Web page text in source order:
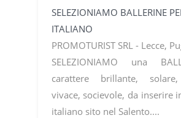
SELEZIONIAMO BALLERINE
ITALIANO
PROMOTURIST SRL - Lecce,
SELEZIONIAMO una
carattere brillante,
vivace, socievole, da inserire
italiano sito nel Salento....